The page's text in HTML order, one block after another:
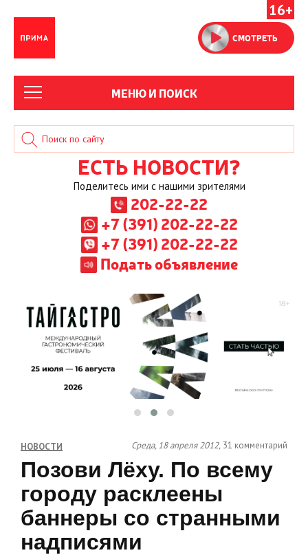
16+
СМОТРЕТЬ
МЕНЮ И ПОИСК
ЕСТЬ НОВОСТИ?
Поделитесь ими с нашими зрителями
202-22-22
+7 (391) 202-22-22
+7 (391) 202-22-22
Подать объявление
НОВОСТИ Среда, 18 апреля 2012, 31 комментарий
Позови Лёху. По всему
городу расклеены
баннеры со странными
надписями